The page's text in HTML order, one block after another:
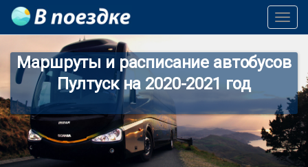
Маршруты и расписание автобусов
Пултуск на 2020-2021 год